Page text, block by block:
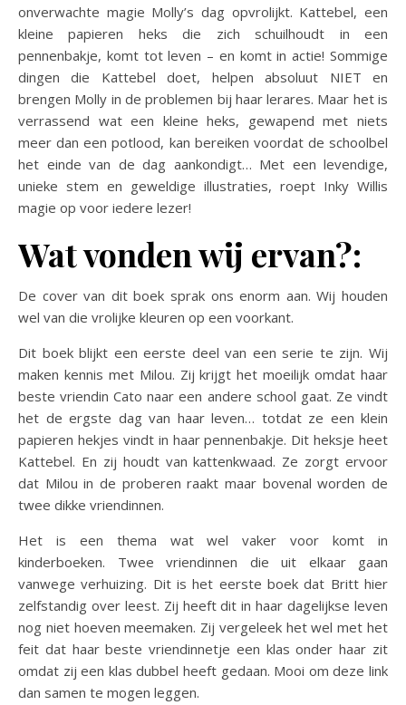
onverwachte magie Molly’s dag opvrolijkt. Kattebel, een
kleine papieren heks die zich schuilhoudt in een
pennenbakje, komt tot leven – en komt in actie! Sommige
dingen die Kattebel doet, helpen absoluut NIET en
brengen Molly in de problemen bij haar lerares. Maar het is
verrassend wat een kleine heks, gewapend met niets
meer dan een potlood, kan bereiken voordat de schoolbel
het einde van de dag aankondigt… Met een levendige,
unieke stem en geweldige illustraties, roept Inky Willis
magie op voor iedere lezer!
Wat vonden wij ervan?:
De cover van dit boek sprak ons enorm aan. Wij houden
wel van die vrolijke kleuren op een voorkant.
Dit boek blijkt een eerste deel van een serie te zijn. Wij
maken kennis met Milou. Zij krijgt het moeilijk omdat haar
beste vriendin Cato naar een andere school gaat. Ze vindt
het de ergste dag van haar leven… totdat ze een klein
papieren hekjes vindt in haar pennenbakje. Dit heksje heet
Kattebel. En zij houdt van kattenkwaad. Ze zorgt ervoor
dat Milou in de proberen raakt maar bovenal worden de
twee dikke vriendinnen.
Het is een thema wat wel vaker voor komt in
kinderboeken. Twee vriendinnen die uit elkaar gaan
vanwege verhuizing. Dit is het eerste boek dat Britt hier
zelfstandig over leest. Zij heeft dit in haar dagelijkse leven
nog niet hoeven meemaken. Zij vergeleek het wel met het
feit dat haar beste vriendinnetje een klas onder haar zit
omdat zij een klas dubbel heeft gedaan. Mooi om deze link
dan samen te mogen leggen.